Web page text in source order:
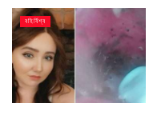
বহির্বিশ্ব